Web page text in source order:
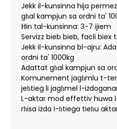
Jekk il-kunsinna hija
għal kampjun sa ordni ta'
Ħin tal-kunsinna: 3-7 ijiem
Servizz bieb bieb, faċli biex
Jekk il-kunsinna bl-ajru:
ordni ta' 1000kg
Adattat għal kampjun sa
Komunement jagħmlu t-
jeħtieġ li jagħmel l-
L-aktar mod effettiv huwa
rħisa iżda l-ħtieġa tieħu